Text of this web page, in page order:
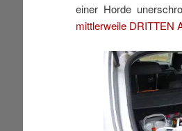
einer Horde
mittlerweile DRITTEN